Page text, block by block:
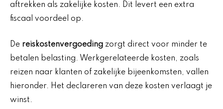
aftrekken als zakelijke kosten. Dit levert een extra
fiscaal voordeel op.
De reiskostenvergoeding zorgt direct voor minder te
betalen belasting. Werkgerelateerde kosten, zoals
reizen naar klanten of zakelijke bijeenkomsten, vallen
hieronder. Het declareren van deze kosten verlaagt je
winst.